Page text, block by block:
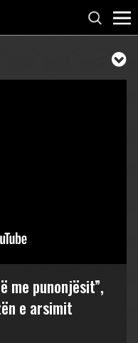
me punonjësit”,
e arsimit